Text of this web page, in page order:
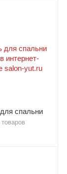
спальни
товаров